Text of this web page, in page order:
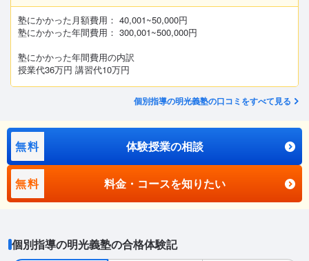
塾にかかった月額費用： 40,001~50,000円
塾にかかった年間費用： 300,001~500,000円
塾にかかった年間費用の内訳
授業代36万円 講習代10万円
個別指導の明光義塾の口コミをすべて見る
無料 体験授業の相談
無料 料金・コースを知りたい
個別指導の明光義塾の合格体験記